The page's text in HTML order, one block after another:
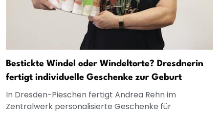
Bestickte Windel oder Windeltorte? Dresdnerin
fertigt individuelle Geschenke zur Geburt
In Dresden-Pieschen fertigt Andrea Rehn im
Zentralwerk personalisierte Geschenke für